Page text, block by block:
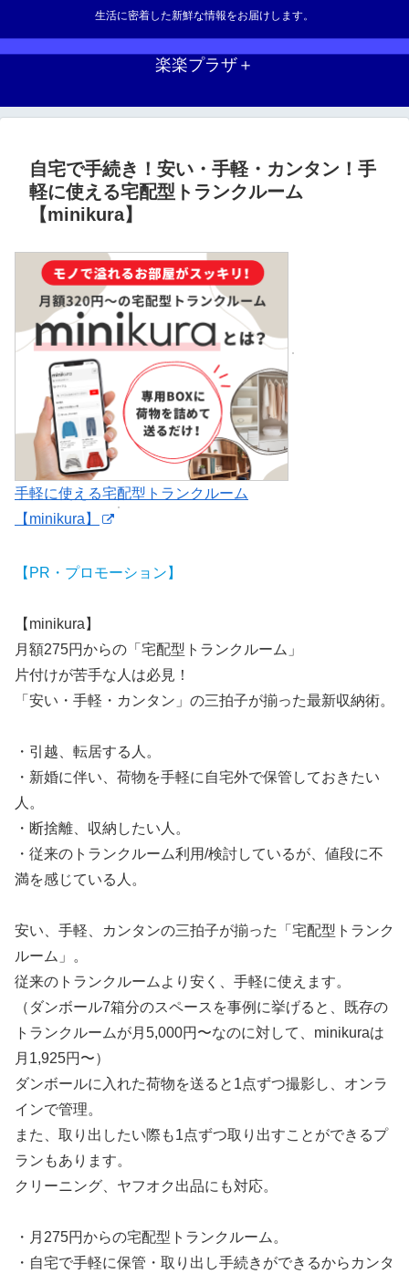
生活に密着した新鮮な情報をお届けします。
楽楽プラザ＋
自宅で手続き！安い・手軽・カンタン！手
軽に使える宅配型トランクルーム
【minikura】
手軽に使える宅配型トランクルーム
【minikura】
【PR・プロモーション】
【minikura】
月額275円からの「宅配型トランクルーム」
片付けが苦手な人は必見！
「安い・手軽・カンタン」の三拍子が揃った最新収納術。
・引越、転居する人。
・新婚に伴い、荷物を手軽に自宅外で保管しておきたい
人。
・断捨離、収納したい人。
・従来のトランクルーム利用/検討しているが、値段に不
満を感じている人。
安い、手軽、カンタンの三拍子が揃った「宅配型トランク
ルーム」。
従来のトランクルームより安く、手軽に使えます。
（ダンボール7箱分のスペースを事例に挙げると、既存の
トランクルームが月5,000円〜なのに対して、minikuraは
月1,925円〜）
ダンボールに入れた荷物を送ると1点ずつ撮影し、オンラ
インで管理。
また、取り出したい際も1点ずつ取り出すことができるプ
ランもあります。
クリーニング、ヤフオク出品にも対応。
・月275円からの宅配型トランクルーム。
・自宅で手軽に保管・取り出し手続きができるからカンタ